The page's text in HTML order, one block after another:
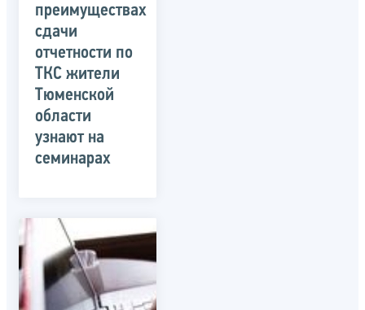
преимуществах
сдачи
отчетности по
ТКС жители
Тюменской
области
узнают на
семинарах